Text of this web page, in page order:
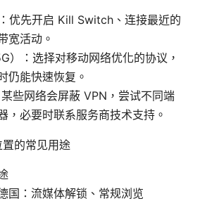
优先开启 Kill Switch、连接最近的
宽活动。
）：选择对移动网络优化的协议，
仍能快速恢复。
些网络会屏蔽 VPN，尝试不同端
，必要时联系服务商技术支持。
的常见用途
国：流媒体解锁、常规浏览